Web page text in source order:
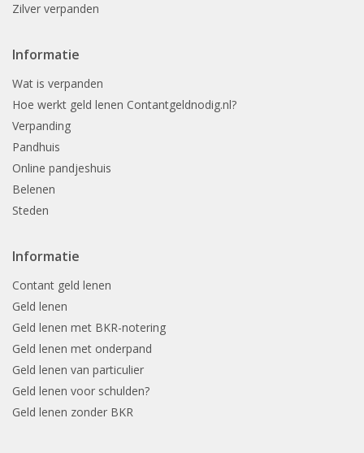
Zilver verpanden
Informatie
Wat is verpanden
Hoe werkt geld lenen Contantgeldnodig.nl?
Verpanding
Pandhuis
Online pandjeshuis
Belenen
Steden
Informatie
Contant geld lenen
Geld lenen
Geld lenen met BKR-notering
Geld lenen met onderpand
Geld lenen van particulier
Geld lenen voor schulden?
Geld lenen zonder BKR